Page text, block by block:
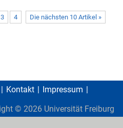
Die nächsten 10 Artikel »
3
4
Kontakt
Impressum
© 2026 Universität Freiburg